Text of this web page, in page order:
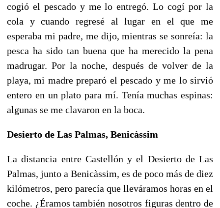
cogió el pescado y me lo entregó. Lo cogí por la
cola y cuando regresé al lugar en el que me
esperaba mi padre, me dijo, mientras se sonreía: la
pesca ha sido tan buena que ha merecido la pena
madrugar. Por la noche, después de volver de la
playa, mi madre preparó el pescado y me lo sirvió
entero en un plato para mí. Tenía muchas espinas:
algunas se me clavaron en la boca.
Desierto de Las Palmas, Benicàssim
La distancia entre Castellón y el Desierto de Las
Palmas, junto a Benicàssim, es de poco más de diez
kilómetros, pero parecía que lleváramos horas en el
coche. ¿Éramos también nosotros figuras dentro de